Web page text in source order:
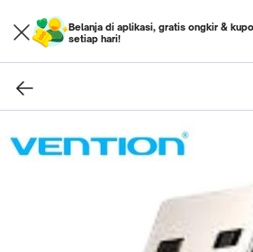
Belanja di aplikasi, gratis ongkir &
setiap hari!